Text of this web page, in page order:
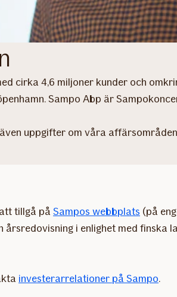
cirka 4,6 miljoner kunder och
Sampo Abp är
uppgifter om våra
tillgå på Sampos webbplats (på
i enlighet med finska
investerarrelationer på Sampo.